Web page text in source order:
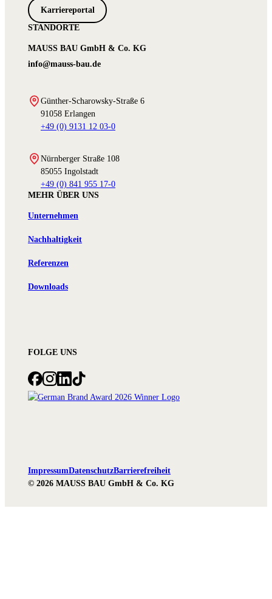
Karriereportal
STANDORTE
MAUSS BAU GmbH & Co. KG
info@mauss-bau.de
Günther-Scharowsky-Straße 6
91058 Erlangen
+49 (0) 9131 12 03-0
Nürnberger Straße 108
85055 Ingolstadt
+49 (0) 841 955 17-0
MEHR ÜBER UNS
Unternehmen
Nachhaltigkeit
Referenzen
Downloads
FOLGE UNS
ImpressumDatenschutzBarrierefreiheit
© 2026 MAUSS BAU GmbH & Co. KG